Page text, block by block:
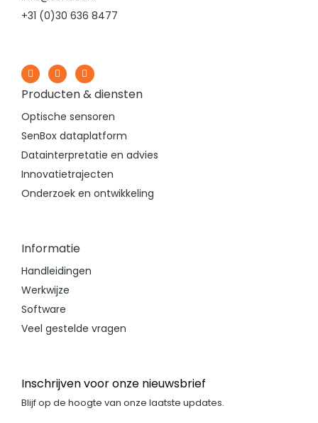
+31 (0)30 636 8477
Producten & diensten
Optische sensoren
SenBox dataplatform
Datainterpretatie en advies
Innovatietrajecten
Onderzoek en ontwikkeling
Informatie
Handleidingen
Werkwijze
Software
Veel gestelde vragen
Inschrijven voor onze nieuwsbrief
Blijf op de hoogte van onze laatste updates.